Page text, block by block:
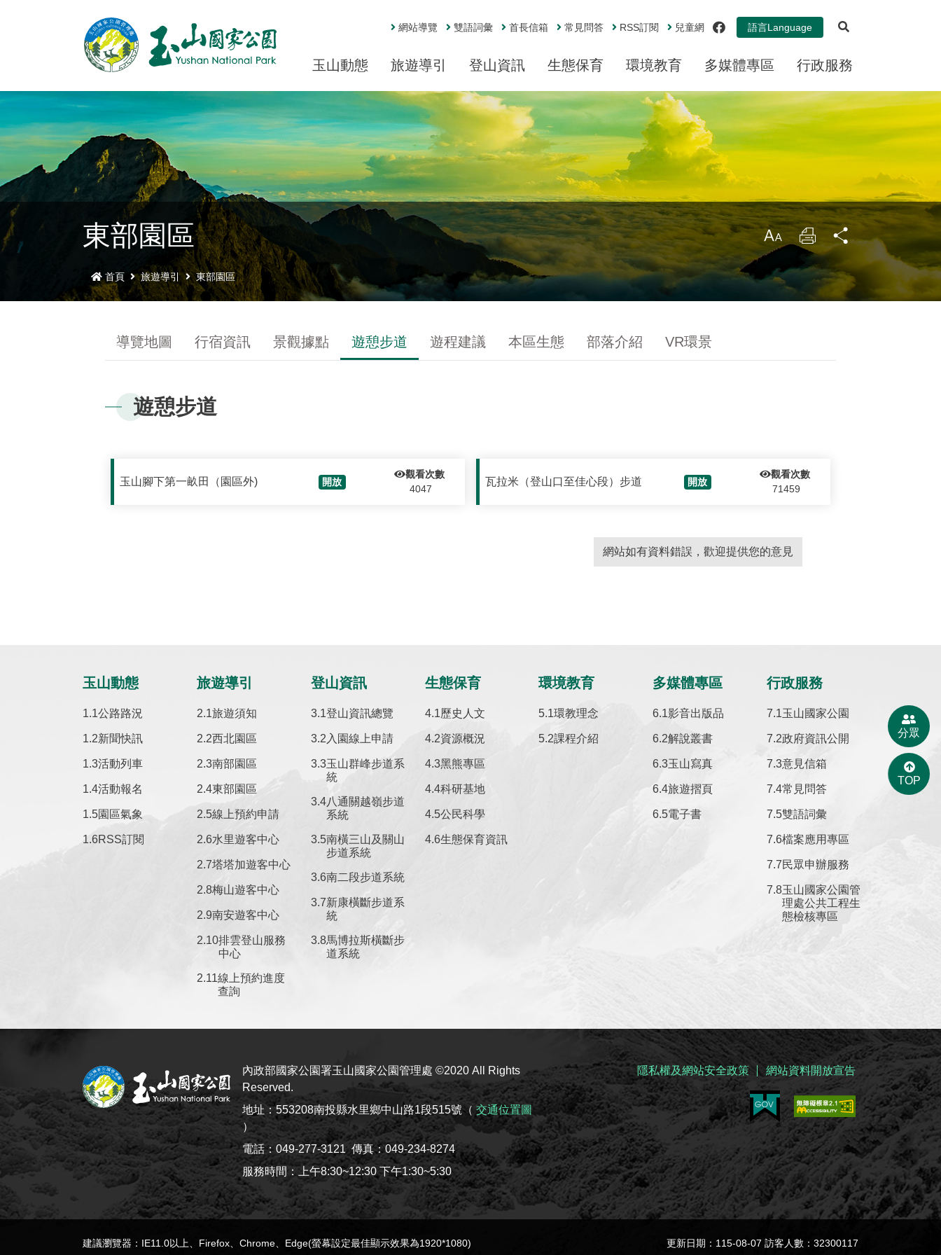
網站導覽 雙語詞彙 首長信箱 常見問答 RSS訂閱 兒童網 facebook
語言Language
玉山動態 旅遊導引 登山資訊 生態保育 環境教育 多媒體專區 行政服務
東部園區 大 列
首頁 旅遊導引 東部園區
導覽地圖 行宿資訊 景觀據點 遊憩步道 遊程建議 本區生態 部落介紹 VR環景
遊憩步道
玉山腳下第一畝田（園區外) 開放
觀看次數
4047
瓦拉米（登山口至佳心段）步道 開放
觀看次數
71459
網站如有資料錯誤，歡迎提供您的意見
玉山動態
公路路況
新聞快訊
活動列車
活動報名
園區氣象
RSS訂閱
旅遊導引
旅遊須知
西北園區
南部園區
東部園區
線上預約申請
水里遊客中心
塔塔加遊客中心
梅山遊客中心
南安遊客中心
排雲登山服務
中心
線上預約進度
查詢
登山資訊
登山資訊總覽
入園線上申請
玉山群峰步道系
統
八通關越嶺步道
系統
南橫三山及關山
步道系統
南二段步道系統
新康橫斷步道系
統
馬博拉斯橫斷步
道系統
生態保育
歷史人文
資源概況
黑熊專區
科研基地
公民科學
生態保育資訊
環境教育
環教理念
課程介紹
多媒體專區
影音出版品
解說叢書
玉山寫真
旅遊摺頁
電子書
行政服務
玉山國家公園
政府資訊公開
意見信箱
常見問答
雙語詞彙
檔案應用專區
民眾申辦服務
玉山國家公園管
理處公共工程生
態檢核專區
內政部國家公園署玉山國家公園管理處 ©2020 All Rights
Reserved.
地址：553208南投縣水里鄉中山路1段515號（ 交通位置圖
）
電話：049-277-3121 傳真：049-234-8274
服務時間：上午8:30~12:30 下午1:30~5:30
隱私權及網站安全政策 網站資料開放宣告
建議瀏覽器：IE11.0以上、Firefox、Chrome、Edge(螢幕設定最佳顯示效果為1920*1080) 更新日期：115-08-07 訪客人數：32300117
分眾
TOP